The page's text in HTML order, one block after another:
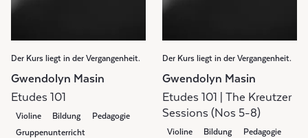
Der Kurs liegt in der Vergangenheit.
Gwendolyn Masin
Etudes 101
Violine Bildung
Pedagogie
Gruppenunterricht
Der Kurs liegt in der Vergangenheit.
Gwendolyn Masin
Etudes 101 | The Kreutzer
Sessions (Nos 5-8)
Violine Bildung
Pedagogie